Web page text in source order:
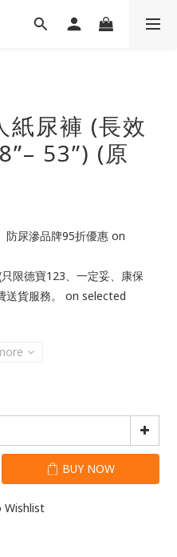
紙尿褲 (長效
53”) (原
防尿滲品牌95折優惠 on
限德寶123、一定妥、康保
送貨服務。 on selected
BUY NOW
Wishlist